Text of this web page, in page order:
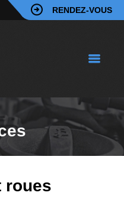
RENDEZ-VOUS
roues